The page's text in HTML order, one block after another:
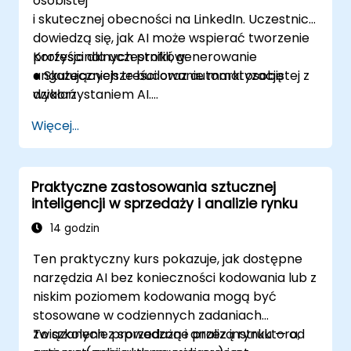
i skutecznej obecności na LinkedIn. Uczestnicy
dowiedzą się, jak AI może wspierać tworzenie
profesjonalnych profili, generowanie
angażujących treści oraz automatyzację
działań
narzędzia AI do analizy trendów, optymalizacji
postów
oraz personalizacji komunikacji. Szkolenie
obejmuje również strategie skutecznego
wykorzystania LinkedIn do rozwoju kariery,
budowania relacji biznesowych i zwiększania
Korzyści dla uczestników:
● Skuteczniejsze budowanie marki osobistej z
wykorzystaniem AI.
pod kątem algorytmu platformy.
● Automatyzacja networkingowych działań i
personalizacja komunikacji.
● Lepsze targetowanie treści i analiza
wyników publikowanych postów.
● Zwiększenie zaangażowania odbiorców oraz
Więcej...
Praktyczne zastosowania sztucznej
inteligencji w sprzedaży i analizie rynku
14 godzin
Ten praktyczny kurs pokazuje, jak dostępne
narzędzia AI bez konieczności kodowania lub z
niskim poziomem kodowania mogą być
stosowane w codziennych zadaniach
związanych z sprzedażą i analizą rynku — od
To szkolenie prowadzone przez instruktora,